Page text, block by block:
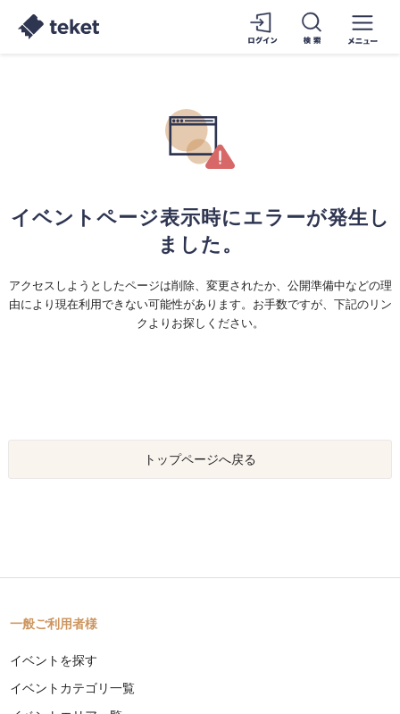
イベントページ表示時にエラーが発生し
ました。
アクセスしようとしたページは削除、変更されたか、公開準備中などの理
由により現在利用できない可能性があります。お手数ですが、下記のリン
クよりお探しください。
トップページへ戻る
一般ご利用者様
イベントを探す
イベントカテゴリ一覧